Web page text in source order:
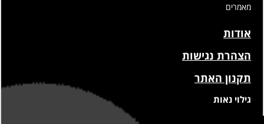
מאמרים
אודות
הצהרת נגישות
תקנון האתר
גילוי נאות